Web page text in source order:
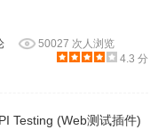
命令，我们就可以对
整的测试：
`
然后收集页面运行过
50027 次人浏览
4.3 分
Testing (Web测试插件)